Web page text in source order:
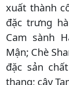
xuất thành
đặc trưng
Cam sành
Mận; Chè
đặc sản
thang; cây